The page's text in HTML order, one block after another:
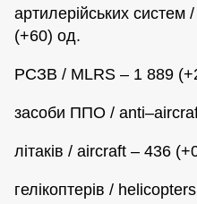
артилерійських
(+60) од.
РСЗВ / MLRS – 1 889
засоби ППО /
літаків / aircraft – 436
гелікоптерів /